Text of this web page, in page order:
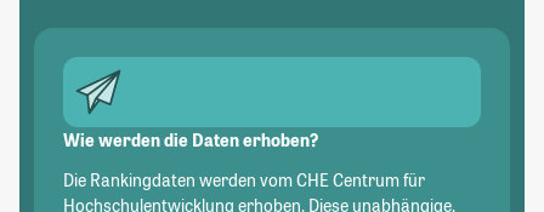
Wie werden die Daten erhoben?
Die Rankingdaten werden vom CHE Centrum für
Hochschulentwicklung erhoben. Diese unabhängige,